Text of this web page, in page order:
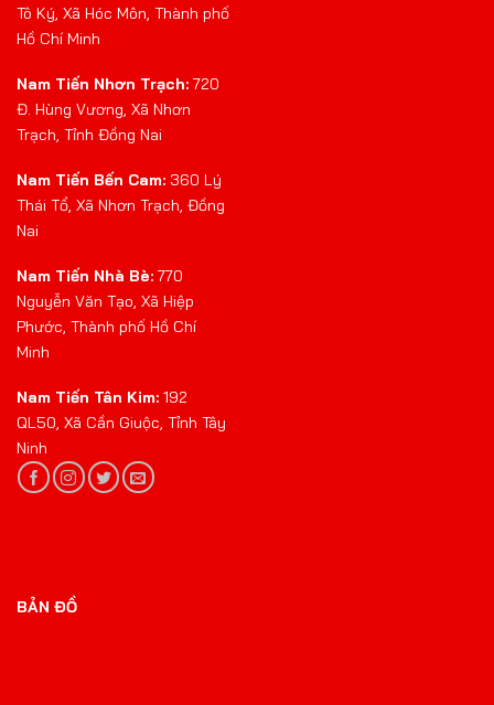
Tô Ký, Xã Hóc Môn, Thành phố
Hồ Chí Minh
Nam Tiến Nhơn Trạch: 720
Đ. Hùng Vương, Xã Nhơn
Trạch, Tỉnh Đồng Nai
Nam Tiến Bến Cam: 360 Lý
Thái Tổ, Xã Nhơn Trạch, Đồng
Nai
Nam Tiến Nhà Bè: 770
Nguyễn Văn Tạo, Xã Hiệp
Phước, Thành phố Hồ Chí
Minh
Nam Tiến Tân Kim: 192
QL50, Xã Cần Giuộc, Tỉnh Tây
Ninh
BẢN ĐỒ